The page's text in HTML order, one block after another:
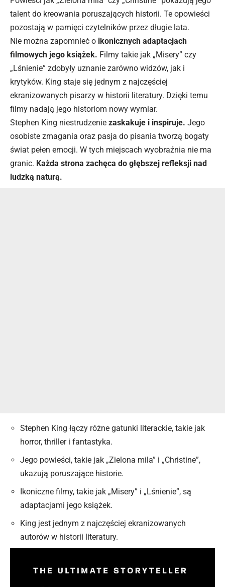
talent do kreowania poruszających historii. Te opowieści
pozostają w pamięci czytelników przez długie lata.
Nie można zapomnieć o ikonicznych adaptacjach
filmowych jego książek. Filmy takie jak „Misery” czy
„Lśnienie” zdobyły uznanie zarówno widzów, jak i
krytyków. King staje się jednym z najczęściej
ekranizowanych pisarzy w historii literatury. Dzięki temu
filmy nadają jego historiom nowy wymiar.
Stephen King niestrudzenie zaskakuje i inspiruje. Jego
osobiste zmagania oraz pasja do pisania tworzą bogaty
świat pełen emocji. W tych miejscach wyobraźnia nie ma
granic. Każda strona zachęca do głębszej refleksji nad
ludzką naturą.
Stephen King łączy różne gatunki literackie, takie jak
horror, thriller i fantastyka.
Jego powieści, takie jak „Zielona mila” i „Christine”,
ukazują poruszające historie.
Ikoniczne filmy, takie jak „Misery” i „Lśnienie”, są
adaptacjami jego książek.
King jest jednym z najczęściej ekranizowanych
autorów w historii literatury.